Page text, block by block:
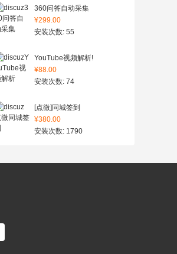
360问答自动采集
¥299.00
安装次数: 55
YouTube视频解析!
¥88.00
安装次数: 74
[点微]同城签到
¥380.00
安装次数: 1790